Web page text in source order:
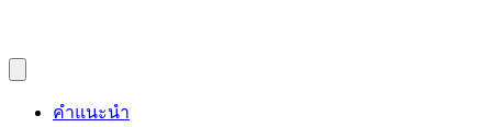
คำแนะนำ